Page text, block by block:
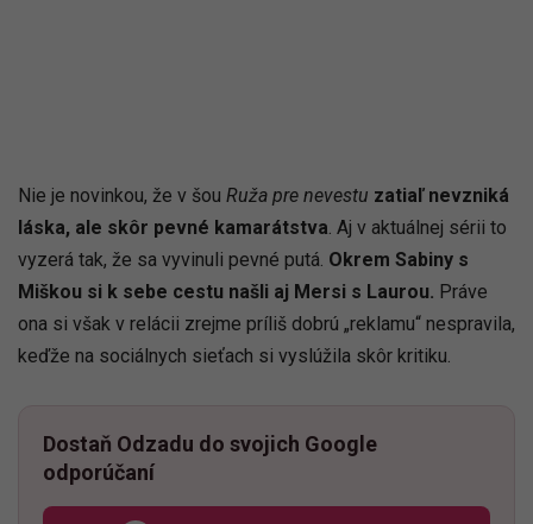
Nie je novinkou, že v šou Ruža pre nevestu zatiaľ nevzniká
láska, ale skôr pevné kamarátstva. Aj v aktuálnej sérii to
vyzerá tak, že sa vyvinuli pevné putá. Okrem Sabiny s
Miškou si k sebe cestu našli aj Mersi s Laurou. Práve
ona si však v relácii zrejme príliš dobrú „reklamu“ nespravila,
keďže na sociálnych sieťach si vyslúžila skôr kritiku.
Dostaň Odzadu do svojich Google
odporúčaní